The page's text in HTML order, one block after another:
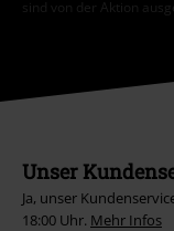
sind von der Aktion
Unser
Ja, unser
18:00 Uhr. Mehr Infos